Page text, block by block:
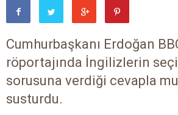
Cumhurbaşkanı Erdoğan
röportajında İngilizlerin
sorusuna verdiği cevapla
susturdu.